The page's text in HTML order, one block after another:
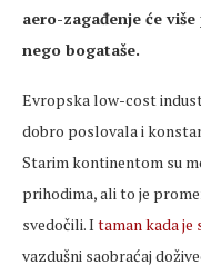
aero-zagađenje će
nego bogataše.
Evropska low-cost
dobro poslovala i
Starim kontinentom su
prihodima, ali to je
svedočili. I taman kada je
vazdušni saobraćaj